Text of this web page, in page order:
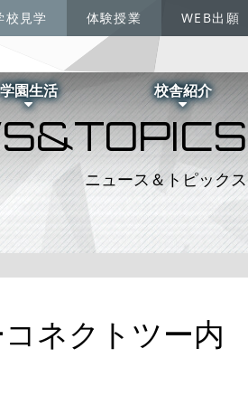
校見学 体験授業 WEB出願
学園生活 校舎紹介
ニュース＆トピックス
ネクトツー内